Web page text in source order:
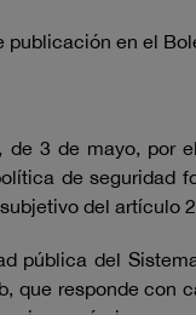
publicación en el
de 3 de mayo, por
de seguridad
del artículo
pública del
que responde con